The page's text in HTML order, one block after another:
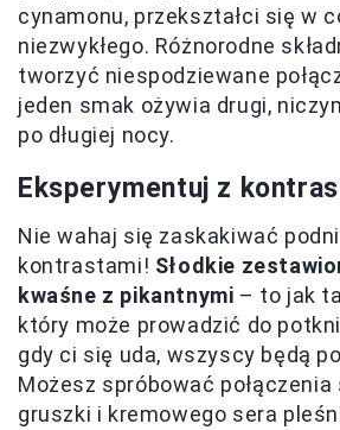
cynamonu, przekształci się w
niezwykłego. Różnorodne
tworzyć niespodziewane
jeden smak ożywia drugi,
po długiej nocy.
Eksperymentuj z
Nie wahaj się zaskakiwać
kontrastami! Słodkie
kwaśne z pikantnymi – to jak
który może prowadzić do
gdy ci się uda, wszyscy będą
Możesz spróbować
gruszki i kremowego sera